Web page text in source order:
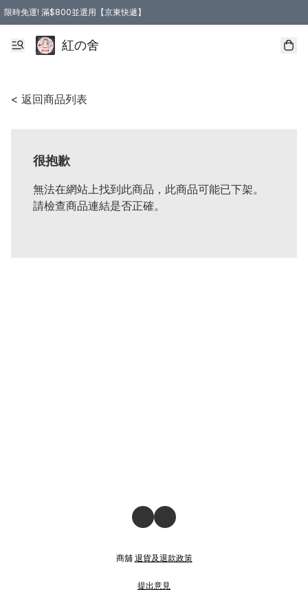
限時免運! 滿$800並選用【京東快遞】
紅の舍
< 返回商品列表
很抱歉
無法在網站上找到此商品，此商品可能已下架。
請檢查商品連結是否正確。
商舖 退貨及退款政策
提出意見